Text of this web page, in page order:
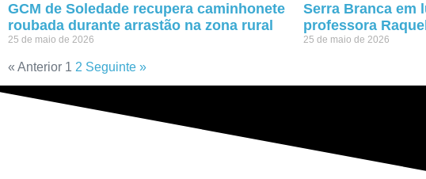
GCM de Soledade recupera caminhonete
roubada durante arrastão na zona rural
25 de maio de 2026
Serra Branca em
professora
25 de maio de 2026
« Anterior 1 2 Seguinte »